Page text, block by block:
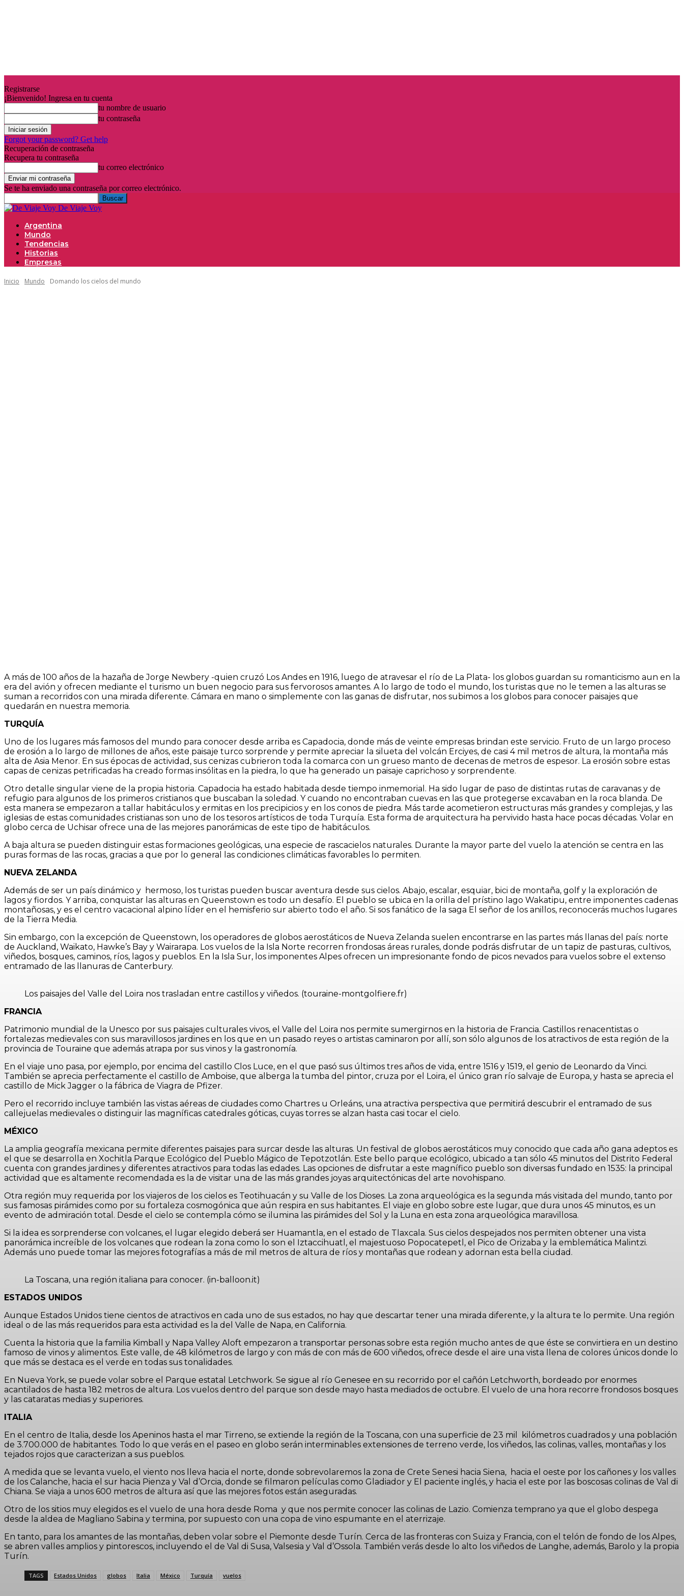
Registrarse
¡Bienvenido! Ingresa en tu cuenta
tu nombre de usuario
tu contraseña
Forgot your password? Get help
Recuperación de contraseña
Recupera tu contraseña
tu correo electrónico
Se te ha enviado una contraseña por correo electrónico.
De Viaje Voy
Argentina
Mundo
Tendencias
Historias
Empresas
Inicio Mundo Domando los cielos del mundo
A más de 100 años de la hazaña de Jorge Newbery -quien cruzó Los Andes en 1916, luego de atravesar el río de La Plata- los globos guardan su romanticismo aun en la
era del avión y ofrecen mediante el turismo un buen negocio para sus fervorosos amantes. A lo largo de todo el mundo, los turistas que no le temen a las alturas se
suman a recorridos con una mirada diferente. Cámara en mano o simplemente con las ganas de disfrutar, nos subimos a los globos para conocer paisajes que
quedarán en nuestra memoria.
TURQUÍA
Uno de los lugares más famosos del mundo para conocer desde arriba es Capadocia, donde más de veinte empresas brindan este servicio. Fruto de un largo proceso
de erosión a lo largo de millones de años, este paisaje turco sorprende y permite apreciar la silueta del volcán Erciyes, de casi 4 mil metros de altura, la montaña más
alta de Asia Menor. En sus épocas de actividad, sus cenizas cubrieron toda la comarca con un grueso manto de decenas de metros de espesor. La erosión sobre estas
capas de cenizas petrificadas ha creado formas insólitas en la piedra, lo que ha generado un paisaje caprichoso y sorprendente.
Otro detalle singular viene de la propia historia. Capadocia ha estado habitada desde tiempo inmemorial. Ha sido lugar de paso de distintas rutas de caravanas y de
refugio para algunos de los primeros cristianos que buscaban la soledad. Y cuando no encontraban cuevas en las que protegerse excavaban en la roca blanda. De
esta manera se empezaron a tallar habitáculos y ermitas en los precipicios y en los conos de piedra. Más tarde acometieron estructuras más grandes y complejas, y las
iglesias de estas comunidades cristianas son uno de los tesoros artísticos de toda Turquía. Esta forma de arquitectura ha pervivido hasta hace pocas décadas. Volar en
globo cerca de Uchisar ofrece una de las mejores panorámicas de este tipo de habitáculos.
A baja altura se pueden distinguir estas formaciones geológicas, una especie de rascacielos naturales. Durante la mayor parte del vuelo la atención se centra en las
puras formas de las rocas, gracias a que por lo general las condiciones climáticas favorables lo permiten.
NUEVA ZELANDA
Además de ser un país dinámico y hermoso, los turistas pueden buscar aventura desde sus cielos. Abajo, escalar, esquiar, bici de montaña, golf y la exploración de
lagos y fiordos. Y arriba, conquistar las alturas en Queenstown es todo un desafío. El pueblo se ubica en la orilla del prístino lago Wakatipu, entre imponentes cadenas
montañosas, y es el centro vacacional alpino líder en el hemisferio sur abierto todo el año. Si sos fanático de la saga El señor de los anillos, reconocerás muchos lugares
de la Tierra Media.
Sin embargo, con la excepción de Queenstown, los operadores de globos aerostáticos de Nueva Zelanda suelen encontrarse en las partes más llanas del país: norte
de Auckland, Waikato, Hawke’s Bay y Wairarapa. Los vuelos de la Isla Norte recorren frondosas áreas rurales, donde podrás disfrutar de un tapiz de pasturas, cultivos,
viñedos, bosques, caminos, ríos, lagos y pueblos. En la Isla Sur, los imponentes Alpes ofrecen un impresionante fondo de picos nevados para vuelos sobre el extenso
entramado de las llanuras de Canterbury.
Los paisajes del Valle del Loira nos trasladan entre castillos y viñedos. (touraine-montgolfiere.fr)
FRANCIA
Patrimonio mundial de la Unesco por sus paisajes culturales vivos, el Valle del Loira nos permite sumergirnos en la historia de Francia. Castillos renacentistas o
fortalezas medievales con sus maravillosos jardines en los que en un pasado reyes o artistas caminaron por allí, son sólo algunos de los atractivos de esta región de la
provincia de Touraine que además atrapa por sus vinos y la gastronomía.
En el viaje uno pasa, por ejemplo, por encima del castillo Clos Luce, en el que pasó sus últimos tres años de vida, entre 1516 y 1519, el genio de Leonardo da Vinci.
También se aprecia perfectamente el castillo de Amboise, que alberga la tumba del pintor, cruza por el Loira, el único gran río salvaje de Europa, y hasta se aprecia el
castillo de Mick Jagger o la fábrica de Viagra de Pfizer.
Pero el recorrido incluye también las vistas aéreas de ciudades como Chartres u Orleáns, una atractiva perspectiva que permitirá descubrir el entramado de sus
callejuelas medievales o distinguir las magníficas catedrales góticas, cuyas torres se alzan hasta casi tocar el cielo.
MÉXICO
La amplia geografía mexicana permite diferentes paisajes para surcar desde las alturas. Un festival de globos aerostáticos muy conocido que cada año gana adeptos es
el que se desarrolla en Xochitla Parque Ecológico del Pueblo Mágico de Tepotzotlán. Este bello parque ecológico, ubicado a tan sólo 45 minutos del Distrito Federal
cuenta con grandes jardines y diferentes atractivos para todas las edades. Las opciones de disfrutar a este magnífico pueblo son diversas fundado en 1535: la principal
actividad que es altamente recomendada es la de visitar una de las más grandes joyas arquitectónicas del arte novohispano.
Otra región muy requerida por los viajeros de los cielos es Teotihuacán y su Valle de los Dioses. La zona arqueológica es la segunda más visitada del mundo, tanto por
sus famosas pirámides como por su fortaleza cosmogónica que aún respira en sus habitantes. El viaje en globo sobre este lugar, que dura unos 45 minutos, es un
evento de admiración total. Desde el cielo se contempla cómo se ilumina las pirámides del Sol y la Luna en esta zona arqueológica maravillosa.
Si la idea es sorprenderse con volcanes, el lugar elegido deberá ser Huamantla, en el estado de Tlaxcala. Sus cielos despejados nos permiten obtener una vista
panorámica increíble de los volcanes que rodean la zona como lo son el Iztaccihuatl, el majestuoso Popocatepetl, el Pico de Orizaba y la emblemática Malintzi.
Además uno puede tomar las mejores fotografías a más de mil metros de altura de ríos y montañas que rodean y adornan esta bella ciudad.
La Toscana, una región italiana para conocer. (in-balloon.it)
ESTADOS UNIDOS
Aunque Estados Unidos tiene cientos de atractivos en cada uno de sus estados, no hay que descartar tener una mirada diferente, y la altura te lo permite. Una región
ideal o de las más requeridos para esta actividad es la del Valle de Napa, en California.
Cuenta la historia que la familia Kimball y Napa Valley Aloft empezaron a transportar personas sobre esta región mucho antes de que éste se convirtiera en un destino
famoso de vinos y alimentos. Este valle, de 48 kilómetros de largo y con más de con más de 600 viñedos, ofrece desde el aire una vista llena de colores únicos donde lo
que más se destaca es el verde en todas sus tonalidades.
En Nueva York, se puede volar sobre el Parque estatal Letchwork. Se sigue al río Genesee en su recorrido por el cañón Letchworth, bordeado por enormes
acantilados de hasta 182 metros de altura. Los vuelos dentro del parque son desde mayo hasta mediados de octubre. El vuelo de una hora recorre frondosos bosques
y las cataratas medias y superiores.
ITALIA
En el centro de Italia, desde los Apeninos hasta el mar Tirreno, se extiende la región de la Toscana, con una superficie de 23 mil kilómetros cuadrados y una población
de 3.700.000 de habitantes. Todo lo que verás en el paseo en globo serán interminables extensiones de terreno verde, los viñedos, las colinas, valles, montañas y los
tejados rojos que caracterizan a sus pueblos.
A medida que se levanta vuelo, el viento nos lleva hacia el norte, donde sobrevolaremos la zona de Crete Senesi hacia Siena, hacia el oeste por los cañones y los valles
de los Calanche, hacia el sur hacia Pienza y Val d’Orcia, donde se filmaron películas como Gladiador y El paciente inglés, y hacia el este por las boscosas colinas de Val di
Chiana. Se viaja a unos 600 metros de altura así que las mejores fotos están aseguradas.
Otro de los sitios muy elegidos es el vuelo de una hora desde Roma y que nos permite conocer las colinas de Lazio. Comienza temprano ya que el globo despega
desde la aldea de Magliano Sabina y termina, por supuesto con una copa de vino espumante en el aterrizaje.
En tanto, para los amantes de las montañas, deben volar sobre el Piemonte desde Turín. Cerca de las fronteras con Suiza y Francia, con el telón de fondo de los Alpes,
se abren valles amplios y pintorescos, incluyendo el de Val di Susa, Valsesia y Val d’Ossola. También verás desde lo alto los viñedos de Langhe, además, Barolo y la propia
Turín.
TAGS Estados Unidos globos Italia México Turquía vuelos